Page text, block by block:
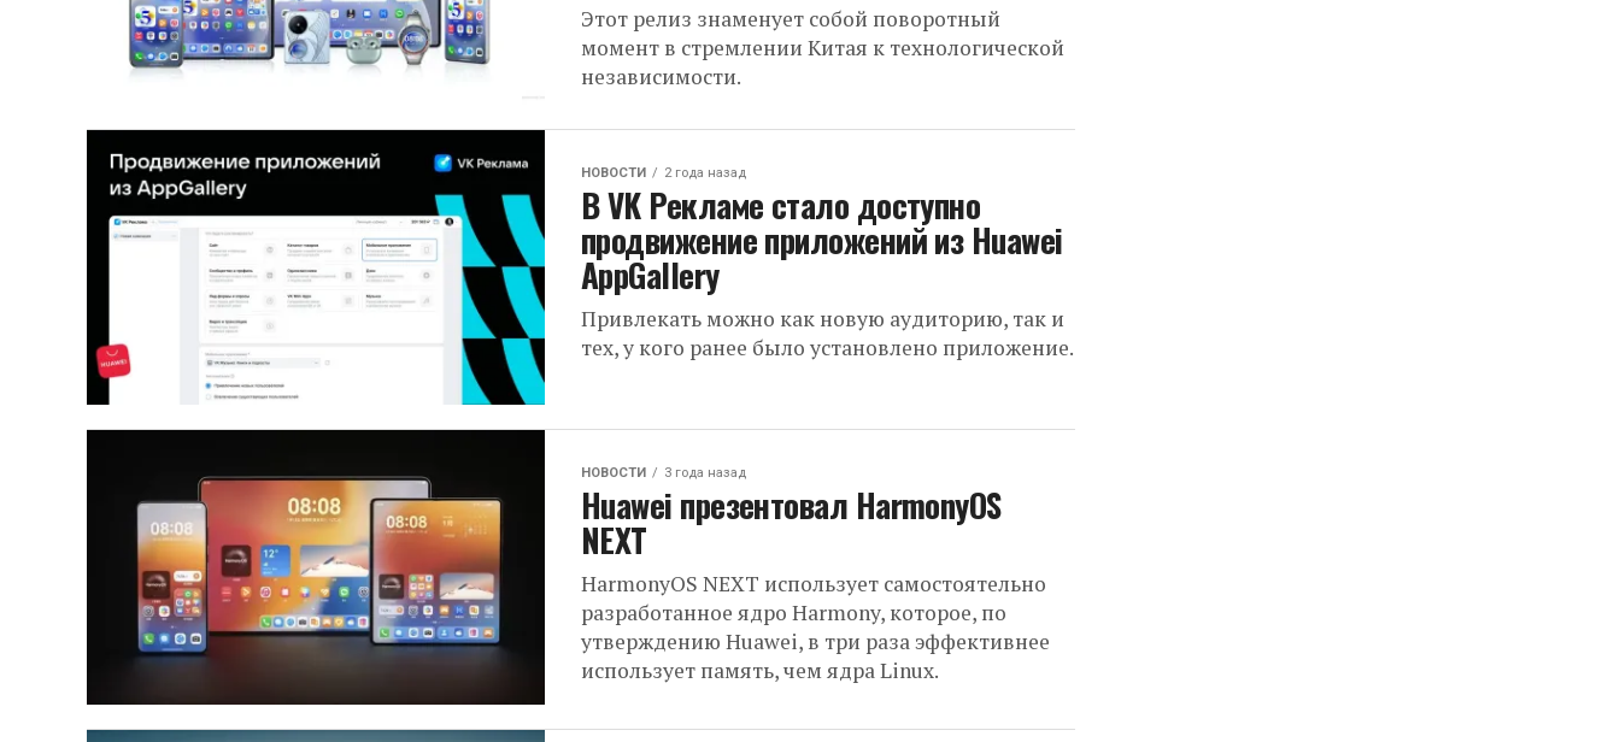
Этот релиз знаменует собой поворотный
момент в стремлении Китая к технологической
независимости.
НОВОСТИ 2 года назад
В VK Рекламе стало доступно
продвижение приложений из Huawei
AppGallery
Привлекать можно как новую аудиторию, так и
тех, у кого ранее было установлено приложение.
НОВОСТИ 3 года назад
Huawei презентовал HarmonyOS
NEXT
HarmonyOS NEXT использует самостоятельно
разработанное ядро Harmony, которое, по
утверждению Huawei, в три раза эффективнее
использует память, чем ядра Linux.